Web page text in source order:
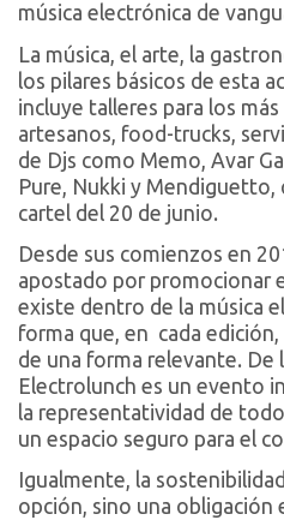
música electrónica de
La música, el arte, la
los pilares básicos de esta
incluye talleres para los
artesanos, food-trucks,
de Djs como Memo, Avar
Pure, Nukki y Mendiguetto,
cartel del 20 de junio.
Desde sus comienzos en
apostado por promocionar
existe dentro de la música
forma que, en cada
de una forma relevante. De
Electrolunch es un evento
la representatividad de
un espacio seguro para el
Igualmente, la
opción, sino una obligación